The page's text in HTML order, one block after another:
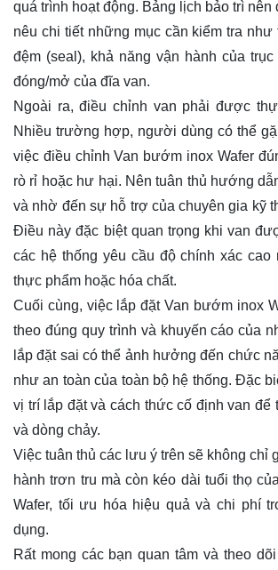
quá trình hoạt động. Bảng lịch bảo trì
nêu chi tiết những mục cần kiểm tra như
đệm (seal), khả năng vận hành của
đóng/mở của đĩa van.
Ngoài ra, điều chỉnh van phải được
Nhiều trường hợp, người dùng có thể
việc điều chỉnh Van bướm inox Wafer
rò rỉ hoặc hư hại. Nên tuân thủ hướng
và nhờ đến sự hỗ trợ của chuyên gia kỹ
Điều này đặc biệt quan trọng khi van
các hệ thống yêu cầu độ chính xác cao
thực phẩm hoặc hóa chất.
Cuối cùng, việc lắp đặt Van bướm inox
theo đúng quy trình và khuyến cáo của
lắp đặt sai có thể ảnh hưởng đến chức
như an toàn của toàn bộ hệ thống. Đặc
vị trí lắp đặt và cách thức cố định van
và dòng chảy.
Việc tuân thủ các lưu ý trên sẽ không chỉ
hành trơn tru mà còn kéo dài tuổi thọ
Wafer, tối ưu hóa hiệu quả và chi phí
dụng.
Rất mong các bạn quan tâm và theo dõi